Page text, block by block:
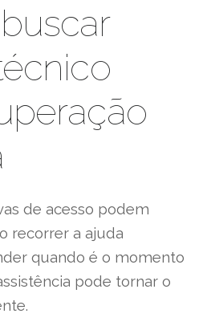
de acesso podem
recorrer a ajuda
quando é o momento
pode tornar o